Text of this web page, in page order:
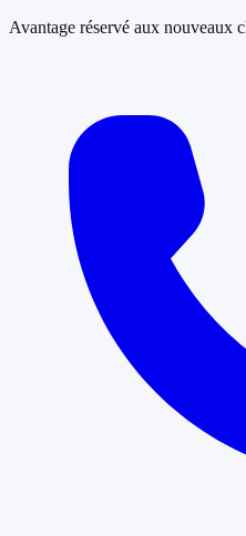
Avantage réservé aux nouveaux